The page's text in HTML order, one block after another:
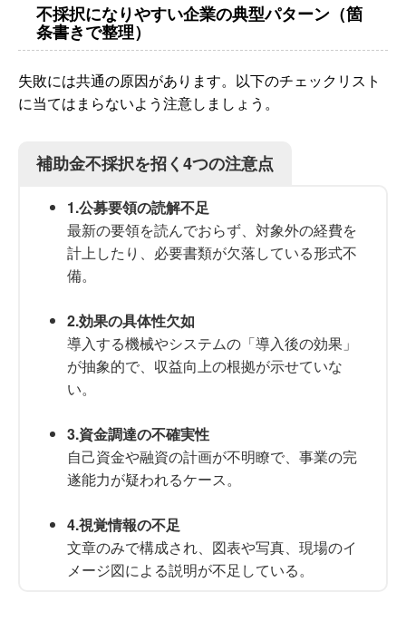
不採択になりやすい企業の典型パターン（箇
条書きで整理）
失敗には共通の原因があります。以下のチェックリスト
に当てはまらないよう注意しましょう。
補助金不採択を招く4つの注意点
1.公募要領の読解不足
最新の要領を読んでおらず、対象外の経費を
計上したり、必要書類が欠落している形式不
備。
2.効果の具体性欠如
導入する機械やシステムの「導入後の効果」
が抽象的で、収益向上の根拠が示せていな
い。
3.資金調達の不確実性
自己資金や融資の計画が不明瞭で、事業の完
遂能力が疑われるケース。
4.視覚情報の不足
文章のみで構成され、図表や写真、現場のイ
メージ図による説明が不足している。